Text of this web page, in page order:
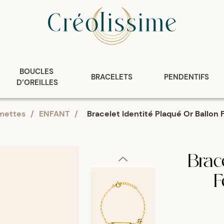
BOUCLES
D’OREILLES
BRACELETS PENDENTIFS
/ ENFANT / Bracelet Identité Plaqué Or Ballon